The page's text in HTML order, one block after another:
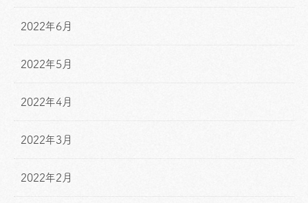
2022年6月
2022年5月
2022年4月
2022年3月
2022年2月